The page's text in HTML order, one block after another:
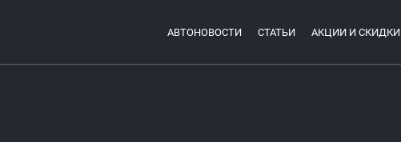
АВТОНОВОСТИ СТАТЬИ АКЦИИ И СКИДКИ